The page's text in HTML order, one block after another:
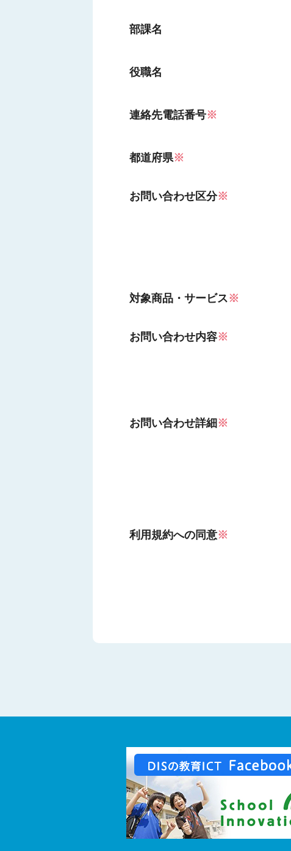
部課名
役職名
連絡先電話番号※
都道府県※
お問い合わせ区分※
対象商品・サービス※
お問い合わせ内容※
お問い合わせ詳細 ※
利用規約への同意※